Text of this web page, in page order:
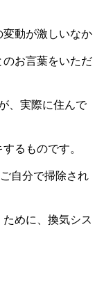
変動が激しいなか
お言葉をいただ
、実際に住んで
るものです。
自分で掃除され
めに、換気シス